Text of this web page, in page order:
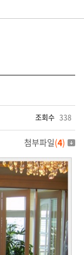
조회수 338
첨부파일(4)